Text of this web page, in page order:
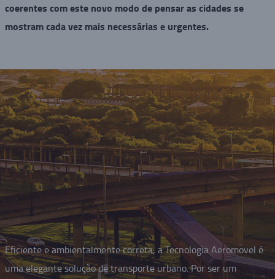
coerentes com este novo modo de pensar as cidades se
mostram cada vez mais necessárias e urgentes.
Eficiente e ambientalmente correta, a Tecnologia Aeromovel é
uma elegante solução de transporte urbano. Por ser um